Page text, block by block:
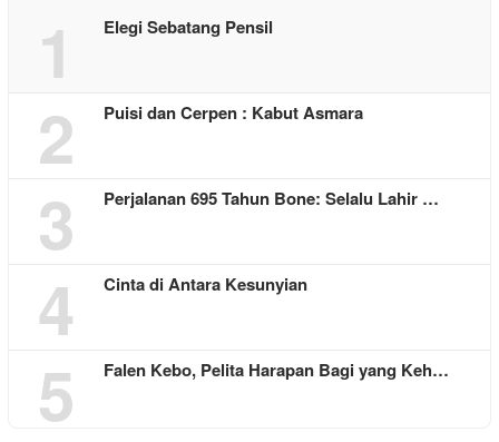
1 Elegi Sebatang Pensil
2 Puisi dan Cerpen : Kabut Asmara
3 Perjalanan 695 Tahun Bone: Selalu Lahir …
4 Cinta di Antara Kesunyian
5 Falen Kebo, Pelita Harapan Bagi yang Keh…